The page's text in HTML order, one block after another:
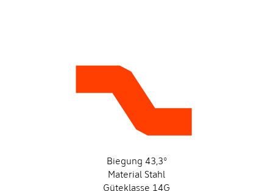
Biegung 43,3°
Material Stahl
Güteklasse 14G